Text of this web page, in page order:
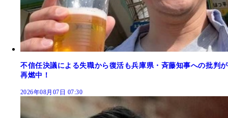
不信任決議による失職から復活も兵庫県・斉藤知事への批判が
再燃中！
2026年08月07日 07:30